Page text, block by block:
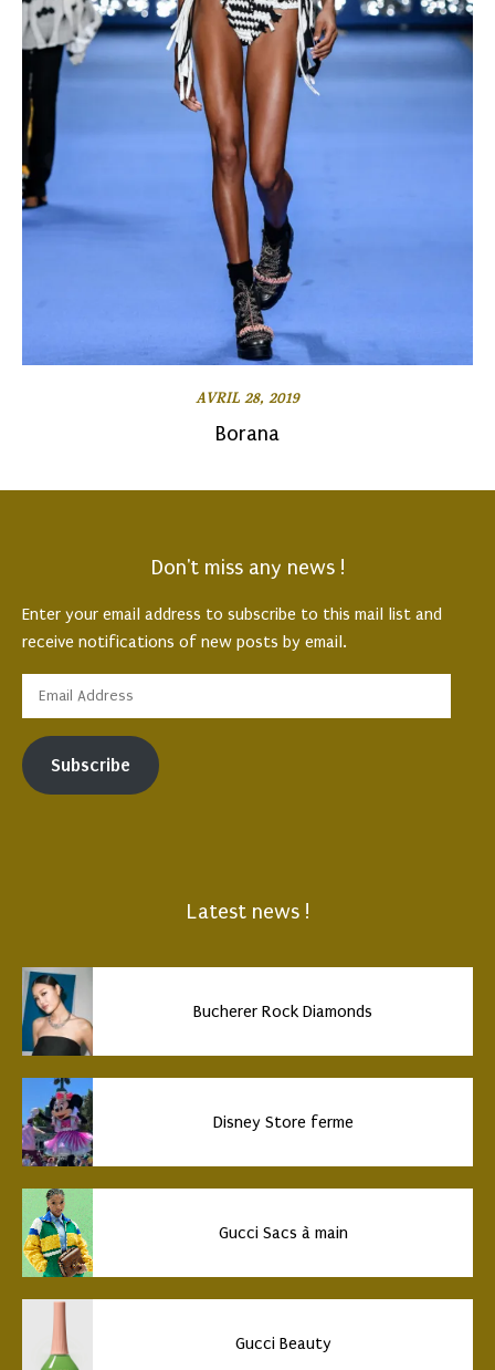
AVRIL 28, 2019
Borana
Don't miss any news !
Enter your email address to subscribe to this mail list and
receive notifications of new posts by email.
Subscribe
Latest news !
Bucherer Rock Diamonds
Disney Store ferme
Gucci Sacs à main
Gucci Beauty